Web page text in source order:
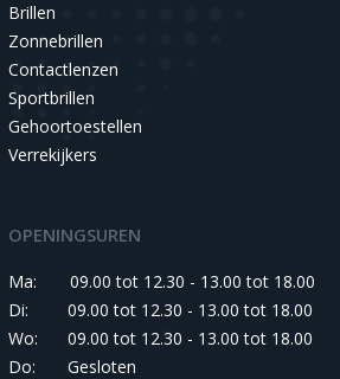
Brillen
Zonnebrillen
Contactlenzen
Sportbrillen
Gehoortoestellen
Verrekijkers
OPENINGSUREN
Ma:
09.00 tot 12.30 - 13.00 tot 18.00
Di:
09.00 tot 12.30 - 13.00 tot 18.00
Wo:
09.00 tot 12.30 - 13.00 tot 18.00
Do:
Gesloten